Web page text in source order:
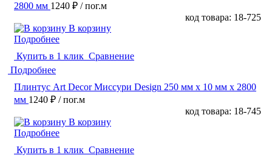
2800 мм 1240 ₽ / пог.м
код товара: 18-725
В корзину
Подробнее
Купить в 1 клик Сравнение
Подробнее
Плинтус Art Decor Миссури Design 250 мм х 10 мм х 2800
мм 1240 ₽ / пог.м
код товара: 18-745
В корзину
Подробнее
Купить в 1 клик Сравнение